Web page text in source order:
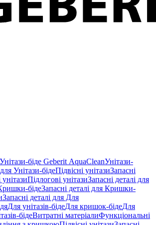
Унітази-біде Geberit AquaCleanУнітази-
Унітази-бідеПідвісні унітазиЗапасні
унітазиПідлогові унітазиЗапасні деталі для
бідеЗапасні деталі для Кришки-
Запасні деталі для Для
Для унітазів-бідеДля кришок-бідеДля
бідеВитратні матеріалиФункціональні